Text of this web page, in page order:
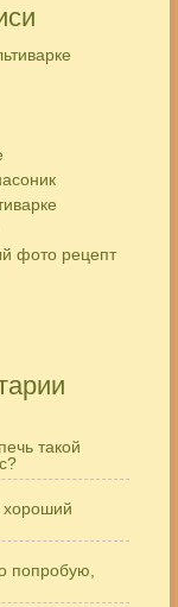
фото рецепт
такой
хороший
попробую,